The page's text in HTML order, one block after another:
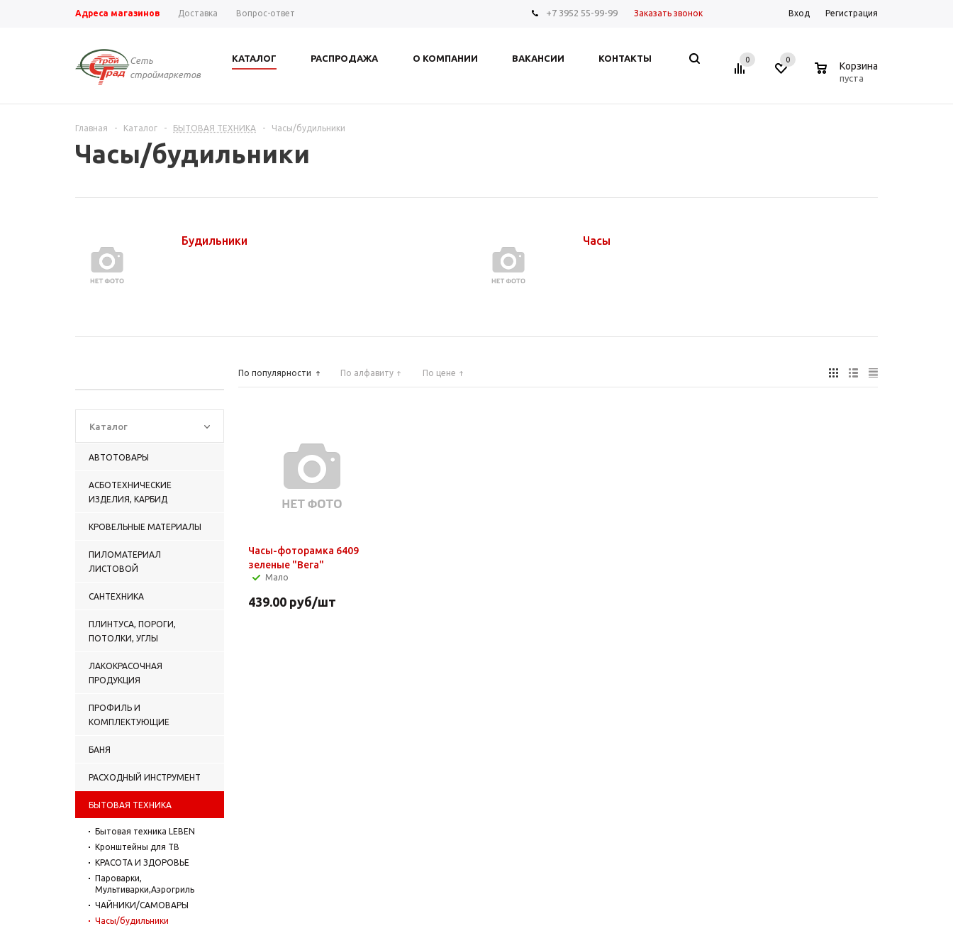
Адреса магазинов Доставка Вопрос-ответ +7 3952 55-99-99 Заказать звонок Вход Регистрация
Сеть
строймаркетов
КАТАЛОГ РАСПРОДАЖА О КОМПАНИИ ВАКАНСИИ КОНТАКТЫ 0 0
Корзина
пуста
Главная - Каталог - БЫТОВАЯ ТЕХНИКА - Часы/будильники
Часы/будильники
Будильники Часы
Каталог
АВТОТОВАРЫ
АСБОТЕХНИЧЕСКИЕ
ИЗДЕЛИЯ, КАРБИД
КРОВЕЛЬНЫЕ МАТЕРИАЛЫ
ПИЛОМАТЕРИАЛ
ЛИСТОВОЙ
САНТЕХНИКА
ПЛИНТУСА, ПОРОГИ,
ПОТОЛКИ, УГЛЫ
ЛАКОКРАСОЧНАЯ
ПРОДУКЦИЯ
ПРОФИЛЬ И
КОМПЛЕКТУЮЩИЕ
БАНЯ
РАСХОДНЫЙ ИНСТРУМЕНТ
БЫТОВАЯ ТЕХНИКА
Бытовая техника LEBEN
Кронштейны для ТВ
КРАСОТА И ЗДОРОВЬЕ
Пароварки,
Мультиварки,Аэрогриль
ЧАЙНИКИ/САМОВАРЫ
Часы/будильники
По популярности По алфавиту По цене
Часы-фоторамка 6409
зеленые "Вега"
Мало
439.00 руб/шт